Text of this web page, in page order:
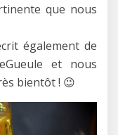
que nous
également de
et nous
bientôt ! 😉